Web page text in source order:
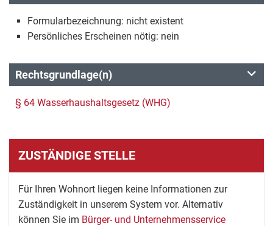
Formularbezeichnung: nicht existent
Persönliches Erscheinen nötig: nein
Rechtsgrundlage(n)
§ 64 Wasserhaushaltsgesetz (WHG)
ZUSTÄNDIGE STELLE
Für Ihren Wohnort liegen keine Informationen zur
Zuständigkeit in unserem System vor. Alternativ
können Sie im Bürger- und Unternehmensservice